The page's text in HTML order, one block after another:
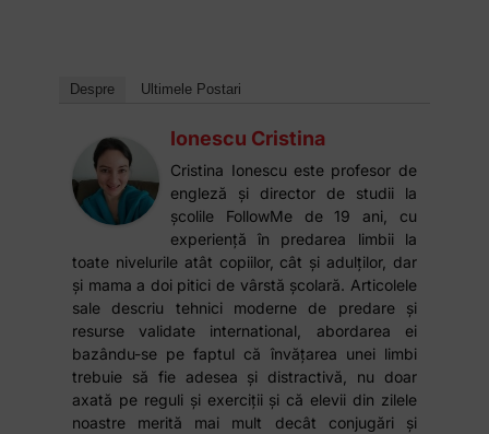
Despre Ultimele Postari
Ionescu Cristina
Cristina Ionescu este profesor de
engleză și director de studii la
școlile FollowMe de 19 ani, cu
experiență în predarea limbii la
toate nivelurile atât copiilor, cât și adulților, dar
și mama a doi pitici de vârstă școlară. Articolele
sale descriu tehnici moderne de predare și
resurse validate international, abordarea ei
bazându-se pe faptul că învățarea unei limbi
trebuie să fie adesea și distractivă, nu doar
axată pe reguli și exerciții și că elevii din zilele
noastre merită mai mult decât conjugări și